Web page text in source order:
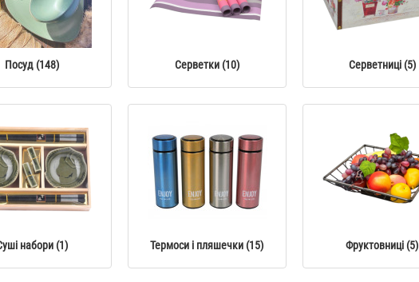
Посуд (148) Серветки (10) Серветниці (5)
набори (1) Термоси і пляшечки (15) Фруктовниці (5)